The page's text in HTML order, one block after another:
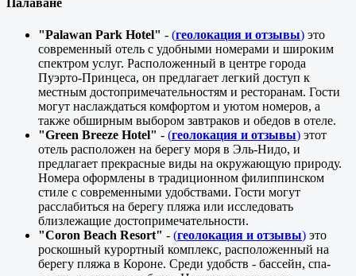
Палаване
"Palawan Park Hotel" - (геолокация и отзывы) это
современный отель с удобными номерами и широким
спектром услуг. Расположенный в центре города
Пуэрто-Принцеса, он предлагает легкий доступ к
местным достопримечательностям и ресторанам. Гости
могут наслаждаться комфортом и уютом номеров, а
также обширным выбором завтраков и обедов в отеле.
"Green Breeze Hotel" - (геолокация и отзывы) этот
отель расположен на берегу моря в Эль-Нидо, и
предлагает прекрасные виды на окружающую природу.
Номера оформлены в традиционном филиппинском
стиле с современными удобствами. Гости могут
расслабиться на берегу пляжа или исследовать
близлежащие достопримечательности.
"Coron Beach Resort" - (геолокация и отзывы) это
роскошный курортный комплекс, расположенный на
берегу пляжа в Короне. Среди удобств - бассейн, спа-